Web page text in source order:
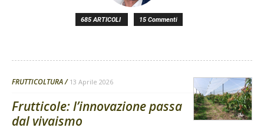
685 ARTICOLI 15 Commenti
FRUTTICOLTURA 13 Aprile 2026
Frutticole: l’innovazione passa
dal vivaismo